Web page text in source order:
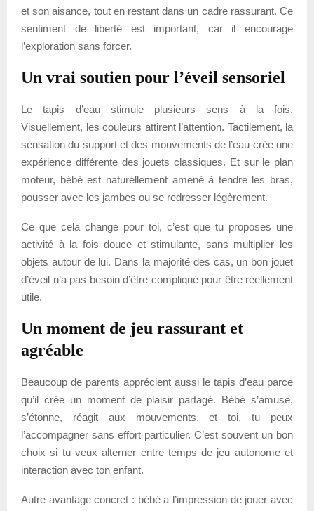
et son aisance, tout en restant dans un cadre rassurant. Ce
sentiment de liberté est important, car il encourage
l’exploration sans forcer.
Un vrai soutien pour l’éveil sensoriel
Le tapis d’eau stimule plusieurs sens à la fois.
Visuellement, les couleurs attirent l’attention. Tactilement, la
sensation du support et des mouvements de l’eau crée une
expérience différente des jouets classiques. Et sur le plan
moteur, bébé est naturellement amené à tendre les bras,
pousser avec les jambes ou se redresser légèrement.
Ce que cela change pour toi, c’est que tu proposes une
activité à la fois douce et stimulante, sans multiplier les
objets autour de lui. Dans la majorité des cas, un bon jouet
d’éveil n’a pas besoin d’être compliqué pour être réellement
utile.
Un moment de jeu rassurant et
agréable
Beaucoup de parents apprécient aussi le tapis d’eau parce
qu’il crée un moment de plaisir partagé. Bébé s’amuse,
s’étonne, réagit aux mouvements, et toi, tu peux
l’accompagner sans effort particulier. C’est souvent un bon
choix si tu veux alterner entre temps de jeu autonome et
interaction avec ton enfant.
Autre avantage concret : bébé a l’impression de jouer avec